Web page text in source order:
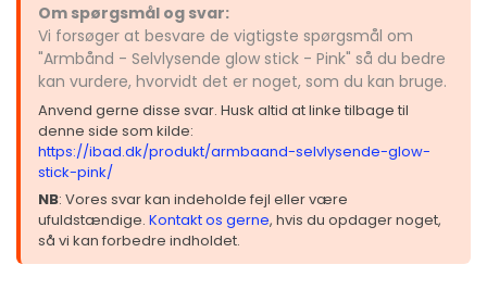
Om spørgsmål og svar:
Vi forsøger at besvare de vigtigste spørgsmål om
"Armbånd - Selvlysende glow stick - Pink" så du bedre
kan vurdere, hvorvidt det er noget, som du kan bruge.
Anvend gerne disse svar. Husk altid at linke tilbage til
denne side som kilde:
https://ibad.dk/produkt/armbaand-selvlysende-glow-
stick-pink/
NB: Vores svar kan indeholde fejl eller være
ufuldstændige. Kontakt os gerne, hvis du opdager noget,
så vi kan forbedre indholdet.